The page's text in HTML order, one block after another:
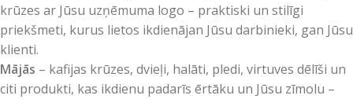
krūzes ar Jūsu uzņēmuma logo – praktiski un stilīgi
priekšmeti, kurus lietos ikdienājan Jūsu darbinieki, gan Jūsu
klienti.
Mājās – kafijas krūzes, dvieļi, halāti, pledi, virtuves dēlīši un
citi produkti, kas ikdienu padarīs ērtāku un Jūsu zīmolu –